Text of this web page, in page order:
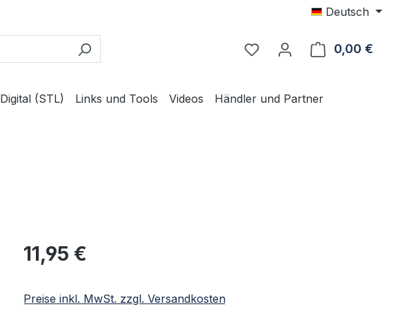
Deutsch
0,00 €
Digital (STL) Links und Tools Videos Händler und Partner
Regulärer Preis:
11,95 €
Preise inkl. MwSt. zzgl. Versandkosten